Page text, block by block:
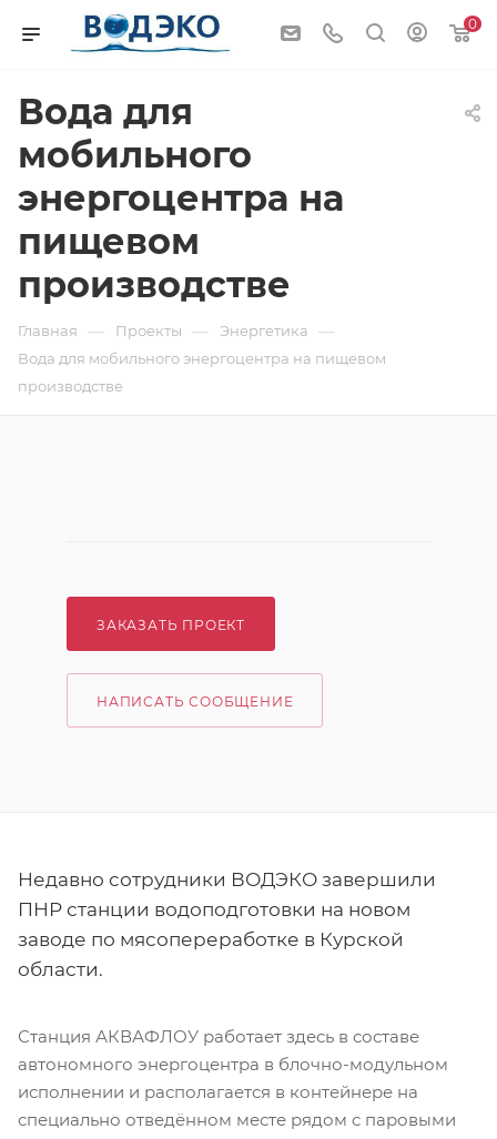
0
Вода для
мобильного
энергоцентра на
пищевом
производстве
Главная — Проекты — Энергетика —
Вода для мобильного энергоцентра на пищевом
производстве
ЗАКАЗАТЬ ПРОЕКТ
НАПИСАТЬ СООБЩЕНИЕ
Недавно сотрудники ВОДЭКО завершили
ПНР станции водоподготовки на новом
заводе по мясопереработке в Курской
области.
Станция АКВАФЛОУ работает здесь в составе
автономного энергоцентра в блочно-модульном
исполнении и располагается в контейнере на
специально отведённом месте рядом с паровыми